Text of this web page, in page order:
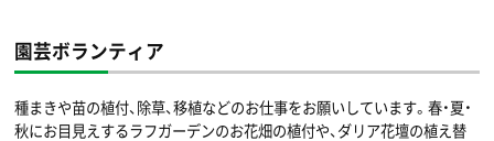
園芸ボランティア
種まきや苗の植付、除草、移植などのお仕事をお願いしています。春・夏・
秋にお目見えするラフガーデンのお花畑の植付や、ダリア花壇の植え替